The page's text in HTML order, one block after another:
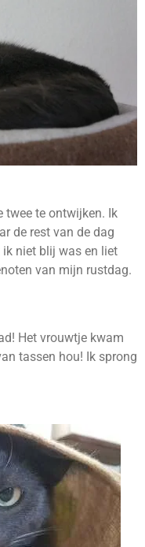
twee te ontwijken. Ik
de rest van de dag
niet blij was en liet
van mijn rustdag.
Het vrouwtje kwam
tassen hou! Ik sprong